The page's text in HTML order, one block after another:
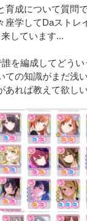
育成について質問で
座学してDaストレ
しています...
を編成してどう
ての知識がまだ浅
あれば教えて欲し